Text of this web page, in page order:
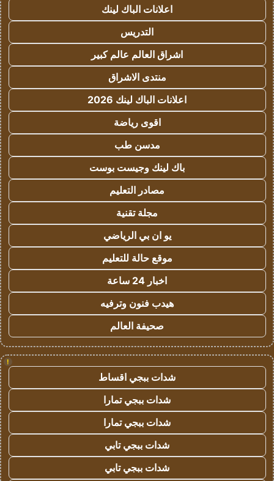
اعلانات الباك لينك
التدريس
اشراق العالم عالم كبير
منتدى الاشراق
اعلانات الباك لينك 2026
اقوى رياضة
مدسن طب
باك لينك وجيست بوست
مصادر التعليم
مجلة تقنية
يو ان بي الرياضي
موقع حالة للتعليم
اخبار 24 ساعة
هيدب فنون وترفيه
صحيفة العالم
!
شدات ببجي اقساط
شدات ببجي تمارا
شدات ببجي تمارا
شدات ببجي تابي
شدات ببجي تابي